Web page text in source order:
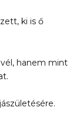
ki is ő
hanem mint